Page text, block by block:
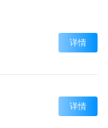
详情
详情